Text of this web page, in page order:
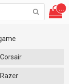
...